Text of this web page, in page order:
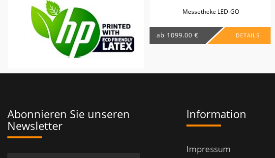
Messetheke LED-GO
ab 1099.00 € DETAILS
Abonnieren Sie unseren
Newsletter
Information
Impressum